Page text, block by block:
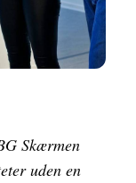
Skærmen
uden en